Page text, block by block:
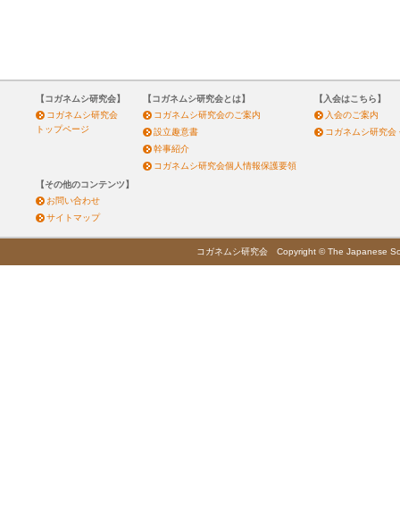
【コガネムシ研究会】
コガネムシ研究会
トップページ
【コガネムシ研究会とは】
コガネムシ研究会のご案内
設立趣意書
幹事紹介
コガネムシ研究会個人情報保護要領
【入会はこちら】
入会のご案内
コガネムシ研究会
【その他のコンテンツ】
お問い合わせ
サイトマップ
コガネムシ研究会 Copyright © The Japanese